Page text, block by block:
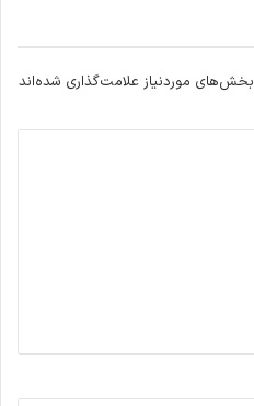
بخش‌های موردنیاز علامت‌گذاری شده‌اند